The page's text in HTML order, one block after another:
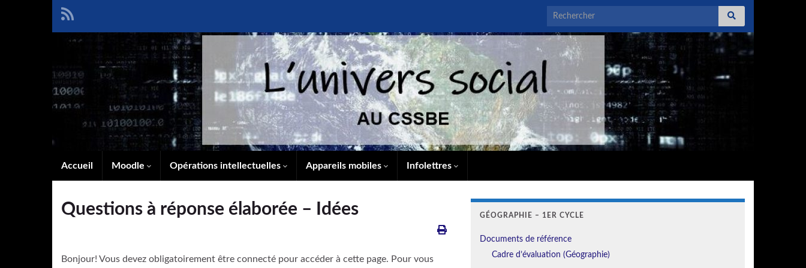
Search for:
Accueil Moodle Opérations intellectuelles Appareils mobiles Infolettres
Questions à réponse élaborée – Idées
Bonjour! Vous devez obligatoirement être connecté pour accéder à cette page. Pour vous
GÉOGRAPHIE – 1ER CYCLE
Documents de référence
Cadre d’évaluation (Géographie)